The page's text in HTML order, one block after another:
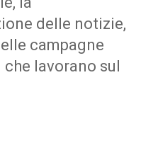
delle notizie,
campagne
lavorano sul